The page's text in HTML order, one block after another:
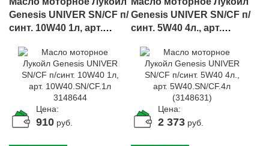
Genesis UNIVER SN/CF п/
синт. 10W40 1л, арт.
Цена:
910 руб.
Genesis UNIVER SN/CF п/
синт. 5W40 4л., арт.
Цена:
2 373 руб.